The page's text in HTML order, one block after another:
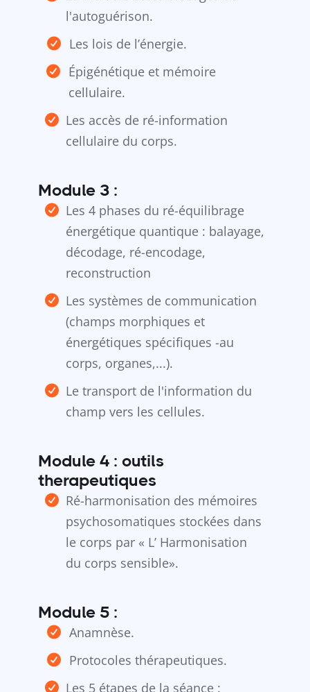
l'autoguérison.
Les lois de l’énergie.
Épigénétique et mémoire
cellulaire.
Les accès de ré-information
cellulaire du corps.
Module 3 :
Les 4 phases du ré-équilibrage
énergétique quantique : balayage,
décodage, ré-encodage,
reconstruction
Les systèmes de communication
(champs morphiques et
énergétiques spécifiques -au
corps, organes,...).
Le transport de l'information du
champ vers les cellules.
Module 4 : outils
therapeutiques
Ré-harmonisation des mémoires
psychosomatiques stockées dans
le corps par « L’ Harmonisation
du corps sensible».
Module 5 :
Anamnèse.
Protocoles thérapeutiques.
Les 5 étapes de la séance :